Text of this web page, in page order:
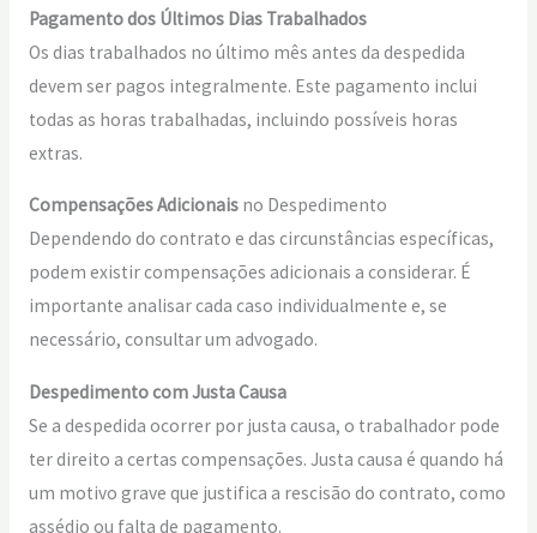
Pagamento dos Últimos Dias Trabalhados
Os dias trabalhados no último mês antes da despedida
devem ser pagos integralmente. Este pagamento inclui
todas as horas trabalhadas, incluindo possíveis horas
extras.
Compensações Adicionaisno Despedimento
Dependendo do contrato e das circunstâncias específicas,
podem existir compensações adicionais a considerar. É
importante analisar cada caso individualmente e, se
necessário, consultar um advogado.
Despedimento com Justa Causa
Se a despedida ocorrer por justa causa, o trabalhador pode
ter direito a certas compensações. Justa causa é quando há
um motivo grave que justifica a rescisão do contrato, como
assédio ou falta de pagamento.